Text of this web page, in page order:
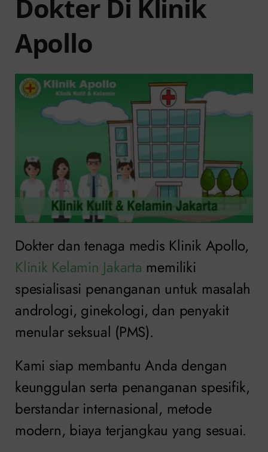
Dokter Di Klinik
Apollo
Dokter dan tenaga medis Klinik Apollo,
Klinik Kelamin Jakarta memiliki
spesialisasi penanganan untuk masalah
andrologi, ginekologi, dan penyakit
menular seksual (PMS).
Kami siap membantu Anda dengan
keunggulan serta penanganan spesifik,
berstandar internasional, metode
modern, biaya terjangkau yang sesuai.